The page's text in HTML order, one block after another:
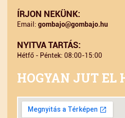
ÍRJON NEKÜNK:
Email: gombajo@gombajo.hu
NYITVA TARTÁS:
Hétfő - Péntek: 08:00-15:00
HOGYAN JUT EL